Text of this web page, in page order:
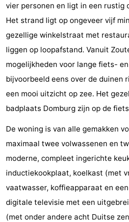
Vakantiehuizen
Last
minutes
Strand
Zien
&
Bezienswaardigheden
Musea
-
Galeries
-
Monumenten
-
Kerken
-
vier personen en ligt in een rustig
Het strand ligt op ongeveer vijf
gezellige winkelstraat met
liggen op loopafstand. Vanuit
mogelijkheden voor lange fiets-
bijvoorbeeld eens over de duinen
een mooi uitzicht op zee. Het
badplaats Domburg zijn op de
De woning is van alle gemakken
maximaal twee volwassenen en
moderne, compleet ingerichte
inductiekookplaat, koelkast (met
vaatwasser, koffieapparaat en
digitale televisie met een
(met onder andere acht Duitse